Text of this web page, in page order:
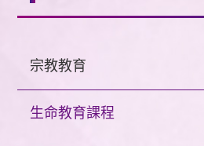
宗教教育
生命教育課程